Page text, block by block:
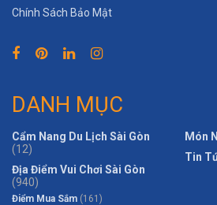
Chính Sách Bảo Mật
DANH MỤC
Cẩm Nang Du Lịch Sài Gòn
(12)
Địa Điểm Vui Chơi Sài Gòn
(940)
Điểm Mua Sắm (161)
Món
Tin